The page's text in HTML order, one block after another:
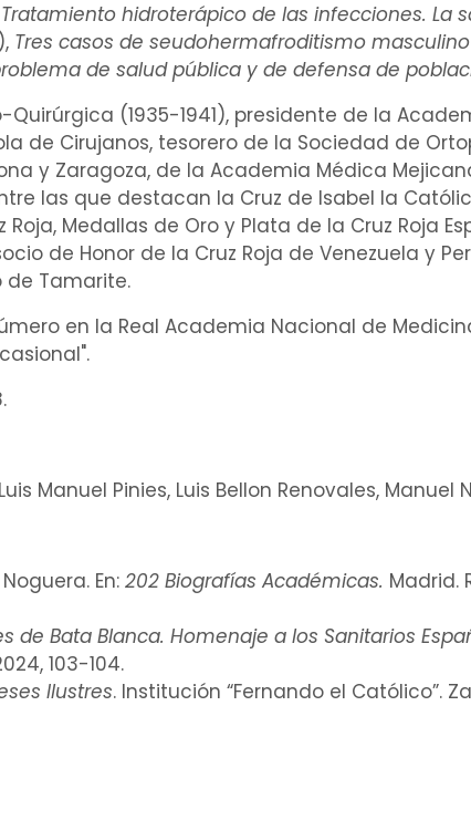
Tratamiento hidroterápico de las infecciones. La
Tres casos de seudohermafroditismo masculino
de salud pública y de defensa de
(1935-1941), presidente de la
de Cirujanos, tesorero de la Sociedad de
y Zaragoza, de la Academia Médica
las que destacan la Cruz de Isabel la
Medallas de Oro y Plata de la Cruz Roja
de Honor de la Cruz Roja de Venezuela y
de Tamarite.
en la Real Academia Nacional de
".
Luis Manuel Pinies, Luis Bellon Renovales, Manuel
Noguera. En: 202 Biografías Académicas. Madrid.
de Bata Blanca. Homenaje a los Sanitarios
103-104.
Ilustres. Institución “Fernando el Católico”.